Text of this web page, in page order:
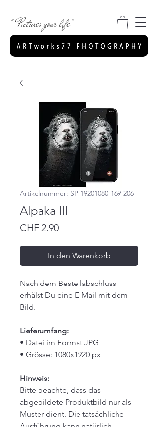
" Pictures your life"
Artikelnummer: SP-19201080-169-206
Alpaka III
CHF 2.90Preis
In den Warenkorb
Nach dem Bestellabschluss
erhälst Du eine E-Mail mit dem
Bild.
Lieferumfang:
• Datei im Format JPG
• Grösse: 1080x1920 px
Hinweis:
Bitte beachte, dass das
abgebildete Produktbild nur als
Muster dient. Die tatsächliche